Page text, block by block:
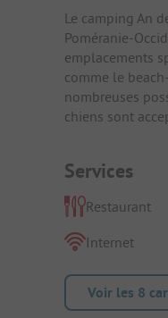
Le camping An
Poméranie-
emplacements
comme le
nombreuses
chiens sont
Services
Restaurant
Internet
Voir les 8